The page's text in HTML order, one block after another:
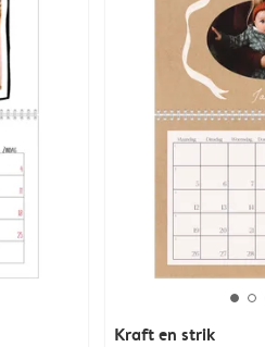
Kraft en strik